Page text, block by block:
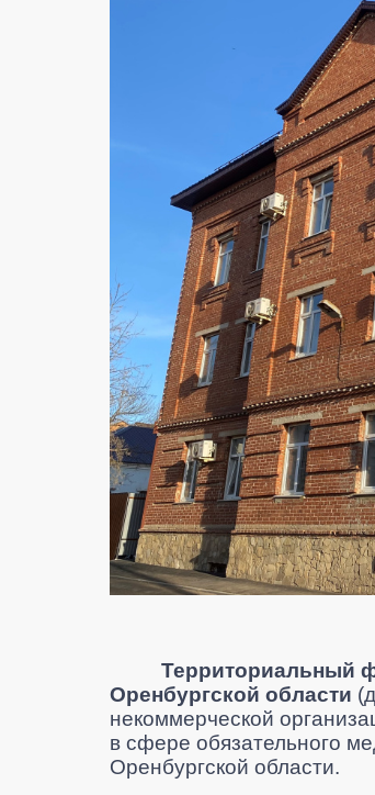
Территориальный
Оренбургской области
некоммерческой
в сфере обязательного
Оренбургской области.